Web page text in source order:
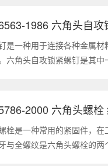
1986 六角头自攻
是一种用于连接各种金属
六角头自攻锁紧螺钉是其
1986标准。本文将深度分
栓是一种常用的紧固件，
与全螺纹是六角头螺栓的
点两个方面，对GB/T5786-